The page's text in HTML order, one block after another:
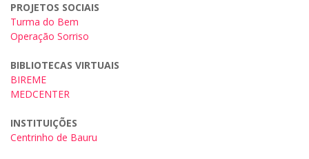
PROJETOS SOCIAIS
Turma do Bem
Operação Sorriso
BIBLIOTECAS VIRTUAIS
BIREME
MEDCENTER
INSTITUIÇÕES
Centrinho de Bauru